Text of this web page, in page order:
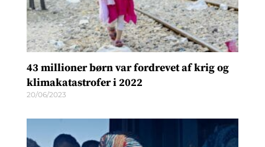
43 millioner børn var fordrevet af krig og
klimakatastrofer i 2022
20/06/2023